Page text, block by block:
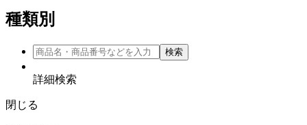
種類別
詳細検索
閉じる